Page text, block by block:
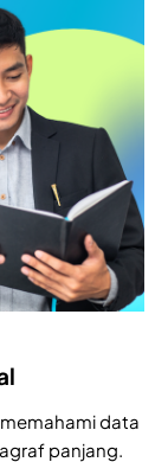
data
panjang.